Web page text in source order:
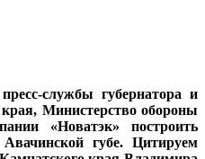
службы губернатора и
Министерство обороны
«Новатэк» построить
губе. Цитируем